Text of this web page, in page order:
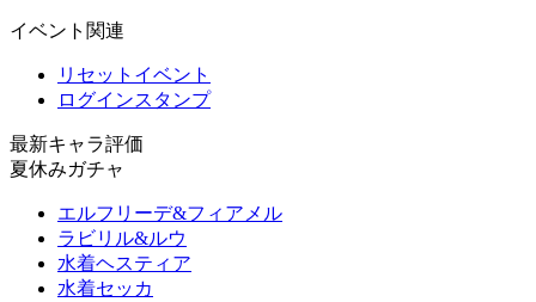
イベント関連
リセットイベント
ログインスタンプ
最新キャラ評価
夏休みガチャ
エルフリーデ&フィアメル
ラビリル&ルウ
水着ヘスティア
水着セッカ